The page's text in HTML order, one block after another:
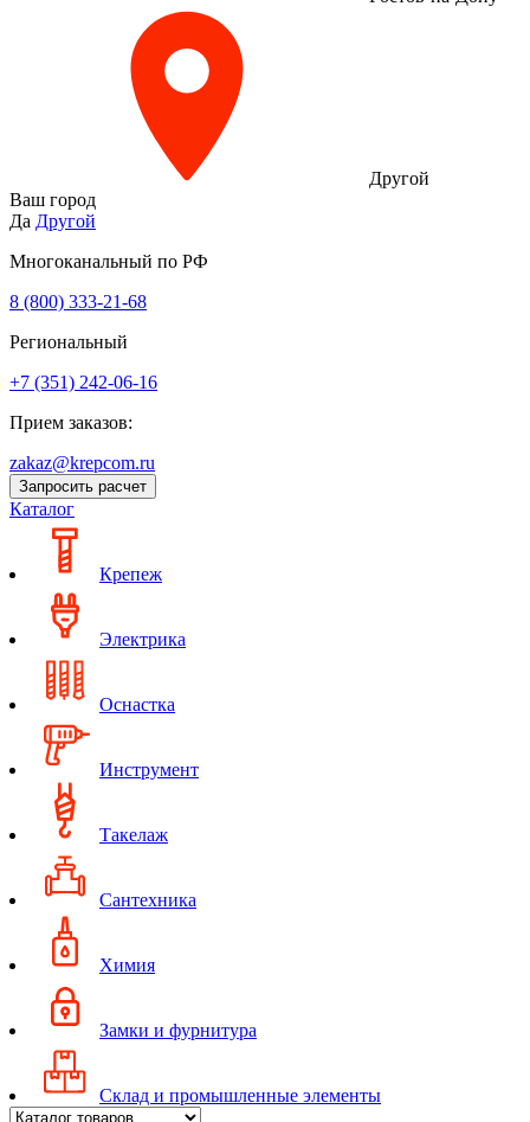
Другой
Ваш город
Да Другой
Многоканальный по РФ
8 (800) 333‑21-68
Региональный
+7 (351) 242-06-16
Прием заказов:
zakaz@krepcom.ru
Запросить расчет
Каталог
Крепеж
Электрика
Оснастка
Инструмент
Такелаж
Сантехника
Химия
Замки и фурнитура
Склад и промышленные элементы